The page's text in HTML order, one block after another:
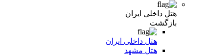
هتل داخلی ایران
بازگشت
هتل داخلی ایران
هتل مشهد